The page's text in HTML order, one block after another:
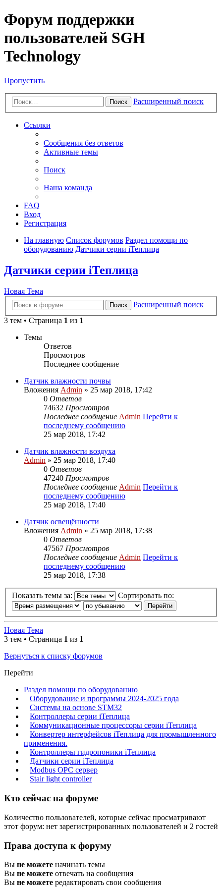
Форум поддержки
пользователей SGH
Technology
Пропустить
Поиск Расширенный поиск
Ссылки
Сообщения без ответов
Активные темы
Поиск
Наша команда
FAQ
Вход
Регистрация
На главную Список форумов Раздел помощи по
оборудованию Датчики серии iТеплица
Датчики серии iТеплица
Новая Тема
Поиск
Расширенный поиск
3 тем • Страница 1 из 1
Темы
Ответов
Просмотров
Последнее сообщение
Датчик влажности почвы
Вложения Admin » 25 мар 2018, 17:42
0 Ответов
74632 Просмотров
Последнее сообщение Admin Перейти к
последнему сообщению
25 мар 2018, 17:42
Датчик влажности воздуха
Admin » 25 мар 2018, 17:40
0 Ответов
47240 Просмотров
Последнее сообщение Admin Перейти к
последнему сообщению
25 мар 2018, 17:40
Датчик освещённости
Вложения Admin » 25 мар 2018, 17:38
0 Ответов
47567 Просмотров
Последнее сообщение Admin Перейти к
последнему сообщению
25 мар 2018, 17:38
Показать темы за: Сортировать по:
Новая Тема
3 тем • Страница 1 из 1
Вернуться к списку форумов
Перейти
Раздел помощи по оборудованию
Оборудование и программы 2024-2025 года
Системы на основе STM32
Контроллеры серии iТеплица
Коммуникационные процессоры серии iТеплица
Конвертер интерфейсов iТеплица для промышленного
применения.
Контроллеры гидропоники iТеплица
Датчики серии iТеплица
Modbus OPC сервер
Stair light controller
Кто сейчас на форуме
Количество пользователей, которые сейчас просматривают
этот форум: нет зарегистрированных пользователей и 2 гостей
Права доступа к форуму
Вы не можете начинать темы
Вы не можете отвечать на сообщения
Вы не можете редактировать свои сообщения